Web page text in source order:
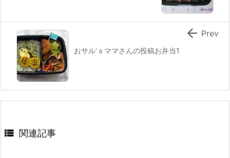
おサル’ｓママさんの投稿お弁当1
 Prev
 関連記事